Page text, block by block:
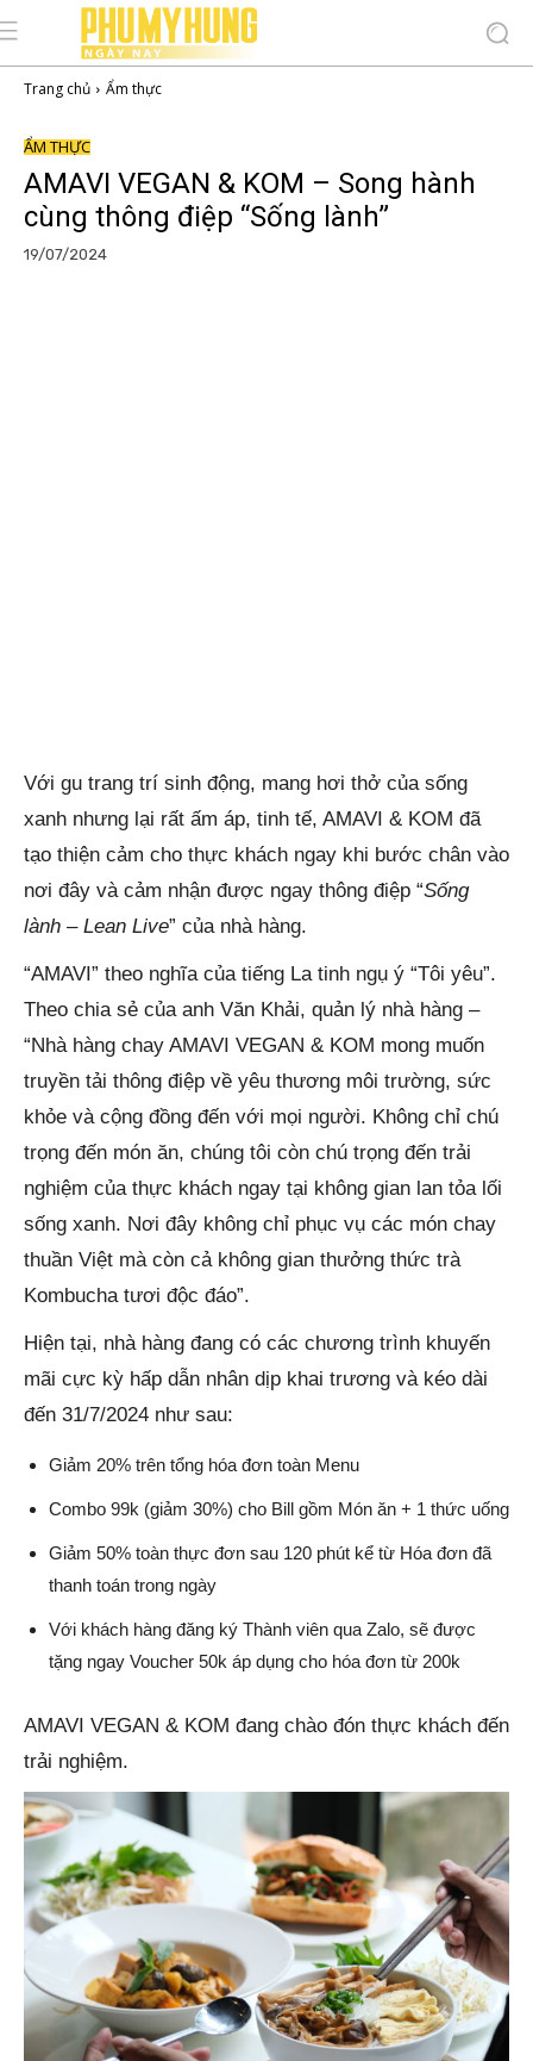
Trang chủ Ẩm thực
ẨM THỰC
AMAVI VEGAN & KOM – Song hành
cùng thông điệp “Sống lành”
19/07/2024
Với gu trang trí sinh động, mang hơi thở của sống
xanh nhưng lại rất ấm áp, tinh tế, AMAVI & KOM đã
tạo thiện cảm cho thực khách ngay khi bước chân vào
nơi đây và cảm nhận được ngay thông điệp “Sống
lành – Lean Live” của nhà hàng.
“AMAVI” theo nghĩa của tiếng La tinh ngụ ý “Tôi yêu”.
Theo chia sẻ của anh Văn Khải, quản lý nhà hàng –
“Nhà hàng chay AMAVI VEGAN & KOM mong muốn
truyền tải thông điệp về yêu thương môi trường, sức
khỏe và cộng đồng đến với mọi người. Không chỉ chú
trọng đến món ăn, chúng tôi còn chú trọng đến trải
nghiệm của thực khách ngay tại không gian lan tỏa lối
sống xanh. Nơi đây không chỉ phục vụ các món chay
thuần Việt mà còn cả không gian thưởng thức trà
Kombucha tươi độc đáo”.
Hiện tại, nhà hàng đang có các chương trình khuyến
mãi cực kỳ hấp dẫn nhân dịp khai trương và kéo dài
đến 31/7/2024 như sau:
Giảm 20% trên tổng hóa đơn toàn Menu
Combo 99k (giảm 30%) cho Bill gồm Món ăn + 1 thức uống
Giảm 50% toàn thực đơn sau 120 phút kể từ Hóa đơn đã
thanh toán trong ngày
Với khách hàng đăng ký Thành viên qua Zalo, sẽ được
tặng ngay Voucher 50k áp dụng cho hóa đơn từ 200k
AMAVI VEGAN & KOM đang chào đón thực khách đến
trải nghiệm.